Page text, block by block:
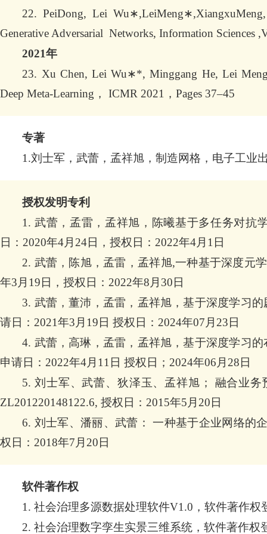
22. PeiDong, Lei
Generative Adversarial Networks, Information Sciences
2021年
23. Xu Chen, Lei Wu∗*, Minggang He, Lei
Deep Meta-Learning， ICMR 2021，Pages 37–45
专著
1.刘士军，武蕾，孟祥旭，制造网格，电子工业
授权发明专利
1. 武蕾，孟雷，孟祥旭，陈曦基于多任务对抗
日：2020年4月24日，授权日：2022年4月1日
2. 武蕾，陈旭，孟雷，孟祥旭,一种基于深度元
年3月19日，授权日：2022年8月30日
3. 武蕾，董沛，孟雷，孟祥旭，基于深度学习
请日：2021年3月19日 授权日：2024年07月23日
4. 武蕾，高琳，孟雷，孟祥旭，基于深度学习
申请日：2022年4月11日 授权日；2024年06月28日
5. 刘士军、武蕾、狄泽玉、孟祥旭； 融合业
ZL201220148122.6, 授权日：2015年5月20日
6. 刘士军、潘丽、武蕾： 一种基于企业网络的
权日：2018年7月20日
软件著作权
1. 社会治理多源数据处理软件V1.0，软件著作权
2. 社会治理数字孪生实景三维系统，软件著作权